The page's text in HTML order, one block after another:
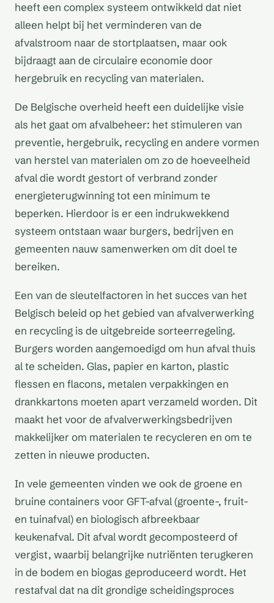
heeft een complex systeem ontwikkeld dat niet
alleen helpt bij het verminderen van de
afvalstroom naar de stortplaatsen, maar ook
bijdraagt aan de circulaire economie door
hergebruik en recycling van materialen.
De Belgische overheid heeft een duidelijke visie
als het gaat om afvalbeheer: het stimuleren van
preventie, hergebruik, recycling en andere vormen
van herstel van materialen om zo de hoeveelheid
afval die wordt gestort of verbrand zonder
energieterugwinning tot een minimum te
beperken. Hierdoor is er een indrukwekkend
systeem ontstaan waar burgers, bedrijven en
gemeenten nauw samenwerken om dit doel te
bereiken.
Een van de sleutelfactoren in het succes van het
Belgisch beleid op het gebied van afvalverwerking
en recycling is de uitgebreide sorteerregeling.
Burgers worden aangemoedigd om hun afval thuis
al te scheiden. Glas, papier en karton, plastic
flessen en flacons, metalen verpakkingen en
drankkartons moeten apart verzameld worden. Dit
maakt het voor de afvalverwerkingsbedrijven
makkelijker om materialen te recycleren en om te
zetten in nieuwe producten.
In vele gemeenten vinden we ook de groene en
bruine containers voor GFT-afval (groente-, fruit-
en tuinafval) en biologisch afbreekbaar
keukenafval. Dit afval wordt gecomposteerd of
vergist, waarbij belangrijke nutriënten terugkeren
in de bodem en biogas geproduceerd wordt. Het
restafval dat na dit grondige scheidingsproces